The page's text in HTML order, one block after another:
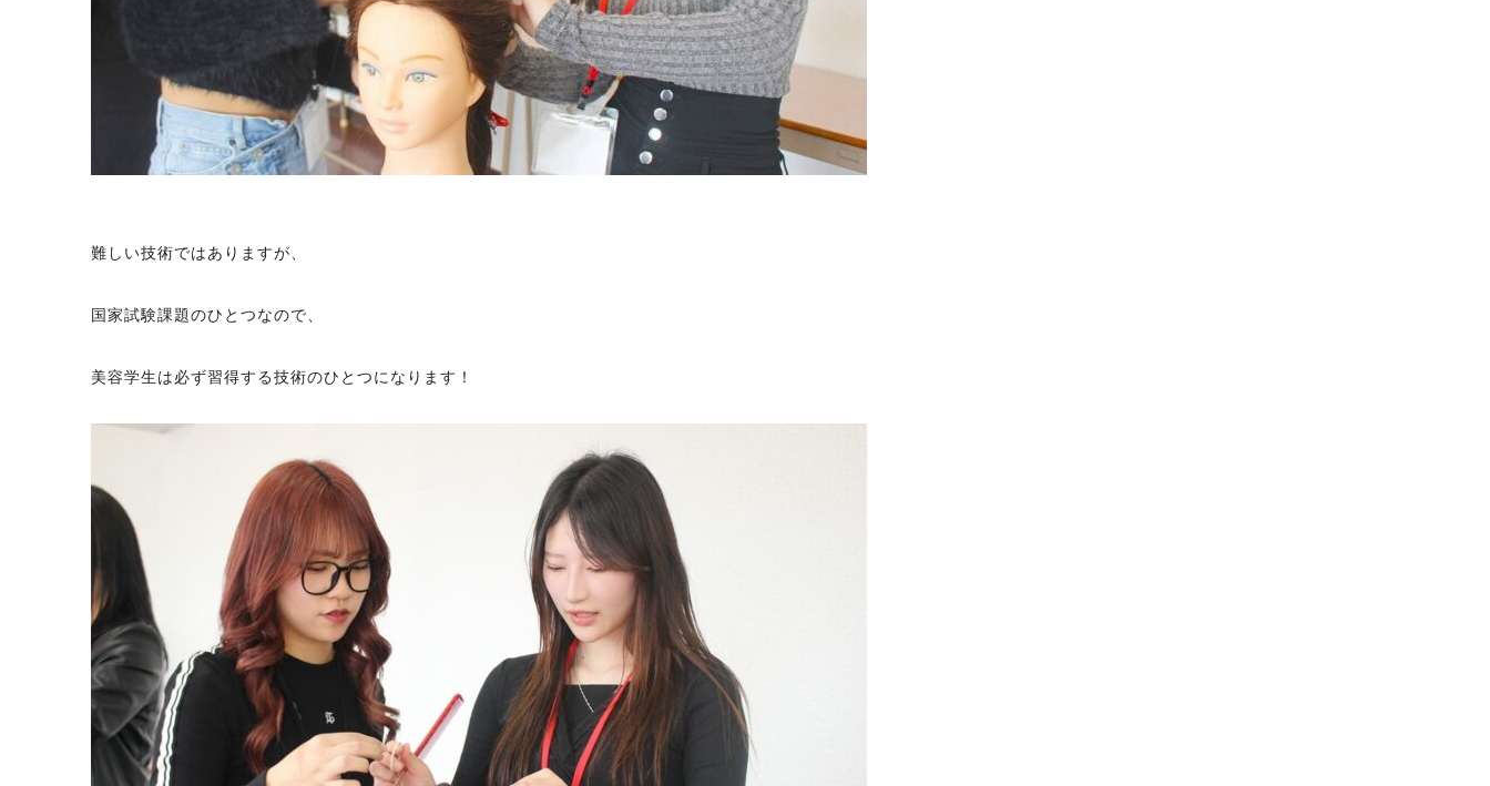
難しい技術ではありますが、
国家試験課題のひとつなので、
美容学生は必ず習得する技術のひとつになります！